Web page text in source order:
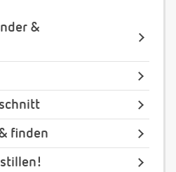
&
finden